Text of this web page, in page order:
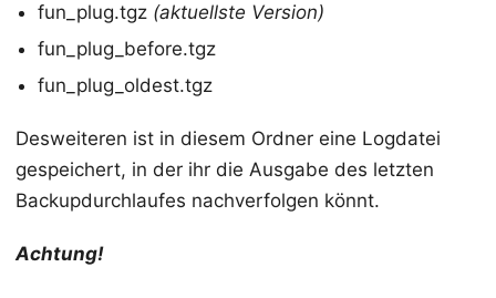
fun_plug.tgz (aktuellste Version)
fun_plug_before.tgz
fun_plug_oldest.tgz
Desweiteren ist in diesem Ordner eine Logdatei
gespeichert, in der ihr die Ausgabe des letzten
Backupdurchlaufes nachverfolgen könnt.
Achtung!